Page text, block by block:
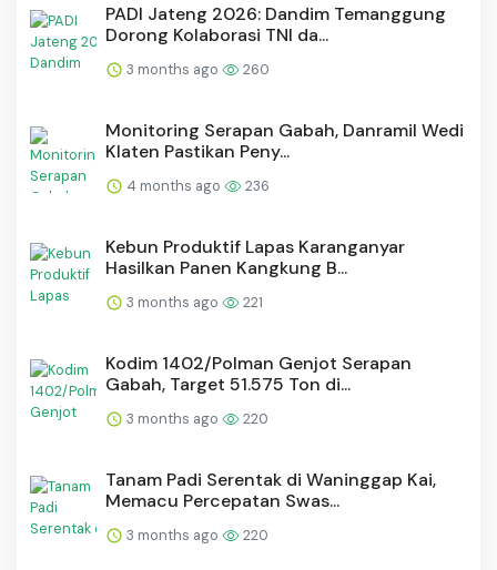
PADI Jateng 2026: Dandim Temanggung
Dorong Kolaborasi TNI da...
3 months ago 260
Monitoring Serapan Gabah, Danramil Wedi
Klaten Pastikan Peny...
4 months ago 236
⁠Kebun Produktif Lapas Karanganyar
Hasilkan Panen Kangkung B...
3 months ago 221
Kodim 1402/Polman Genjot Serapan
Gabah, Target 51.575 Ton di...
3 months ago 220
Tanam Padi Serentak di Waninggap Kai,
Memacu Percepatan Swas...
3 months ago 220